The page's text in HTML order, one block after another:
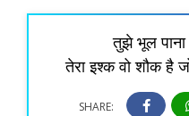
तुझे भूल पाना
तेरा इश्क वो शौक है
SHARE: